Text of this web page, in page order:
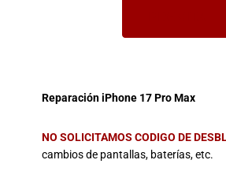
Reparación iPhone 17 Pro Max
NO SOLICITAMOS CODIGO DE
cambios de pantallas, baterías, etc.